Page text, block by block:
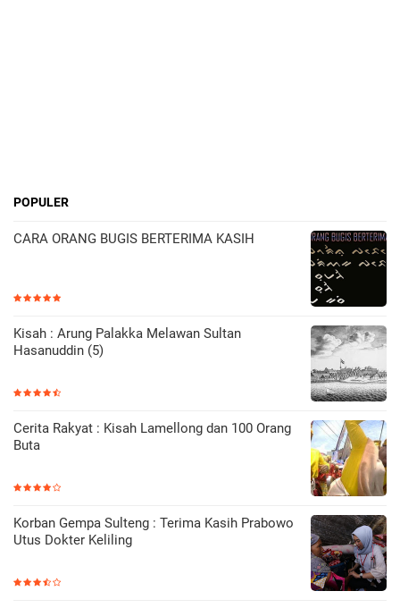
POPULER
CARA ORANG BUGIS BERTERIMA KASIH
Kisah : Arung Palakka Melawan Sultan
Hasanuddin (5)
Cerita Rakyat : Kisah Lamellong dan 100 Orang
Buta
Korban Gempa Sulteng : Terima Kasih Prabowo
Utus Dokter Keliling